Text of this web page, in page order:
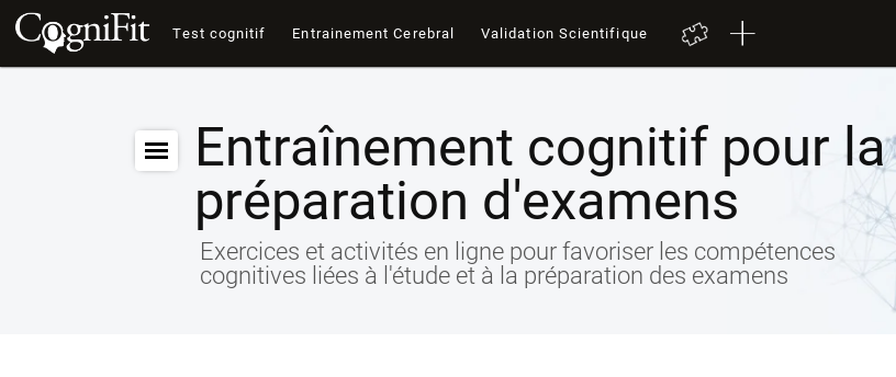
Test cognitif Entrainement Cerebral Validation Scientifique
Entraînement cognitif pour la
préparation d'examens
Exercices et activités en ligne pour favoriser les compétences
cognitives liées à l'étude et à la préparation des examens